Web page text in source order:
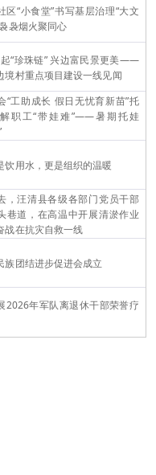
区“小食堂”书写基层治理“大文
袅烟火聚同心
“珍珠链” 兴边富民景更美——
境村重点项目建设一线见闻
“工助成长 假日无忧育新苗”托
职工“带娃难”——​暑期托娃
饮用水，更是组织的温暖
，汪清县各级各部门党员干部
巷道，在高温中开展清淤作业
在抗灾自救一线
族团结进步促进会成立
2026年军队离退休干部荣誉疗